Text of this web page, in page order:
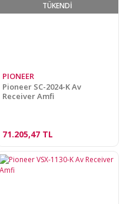
TÜKENDİ
PIONEER
Pioneer SC-2024-K Av
Receiver Amfi
71.205,47 TL